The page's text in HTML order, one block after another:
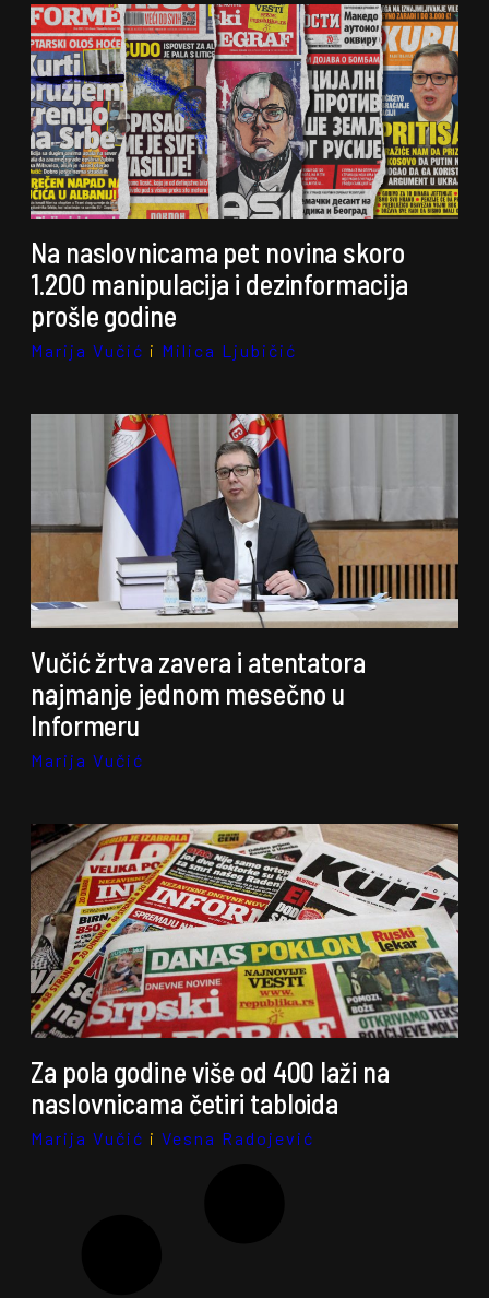
Na naslovnicama pet novina skoro
1.200 manipulacija i dezinformacija
prošle godine
Marija Vučić i Milica Ljubičić
Vučić žrtva zavera i atentatora
najmanje jednom mesečno u
Informeru
Marija Vučić
Za pola godine više od 400 laži na
naslovnicama četiri tabloida
Marija Vučić i Vesna Radojević